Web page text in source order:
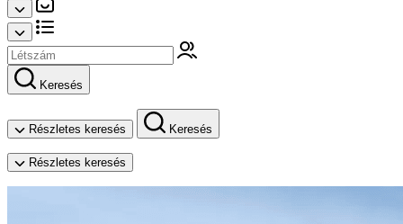
Keresés
Részletes keresés Keresés
Részletes keresés